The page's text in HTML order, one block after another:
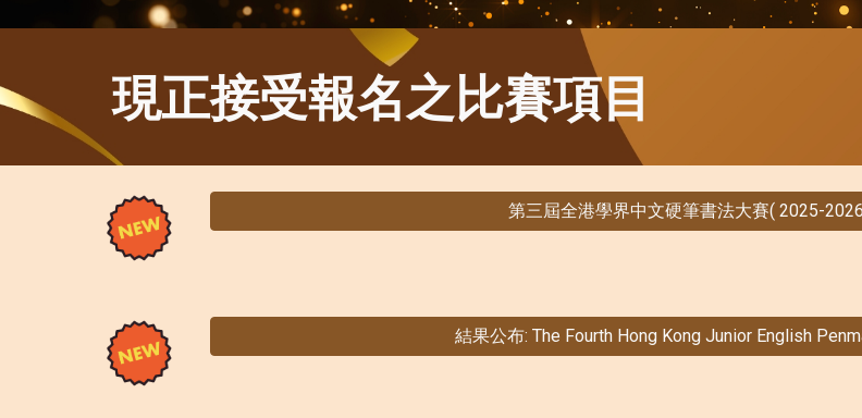
現正接受報名之比賽項目
第三屆全港學界中文硬筆書法大賽( 2025-
結果公布: The Fourth Hong Kong Junior English